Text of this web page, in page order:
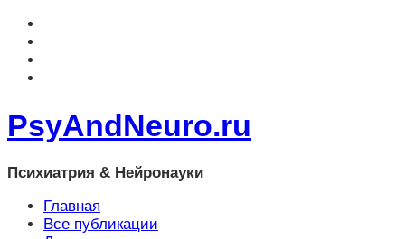
PsyAndNeuro.ru
Психиатрия & Нейронауки
Главная
Все публикации